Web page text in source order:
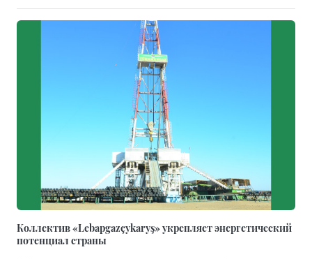
Коллектив «Lebapgazçykaryş» укрепляет энергетический
потенциал страны